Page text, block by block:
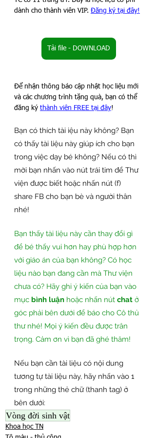
dành cho thành viên VIP. Đăng ký tại đây!
Tải file - DOWNLOAD
Để nhận thông báo cập nhật học liệu mới
và các chương trình tặng quà, bạn có thể
đăng ký thành viên FREE tại đây!
Bạn có thích tài iệu này không? Bạn
có thấy tài liệu này giúp ích cho bạn
trong việc dạy bé không? Nếu có thì
mời bạn nhấn vào nút trái tim để Thư
viện được biết hoặc nhấn nút (f)
share FB cho bạn bè và người thân
nhé!
Bạn thấy tài liệu này cần thay đổi gì
để bé thấy vui hơn hay phù hợp hơn
với giáo án của bạn không? Có học
liệu nào bạn đang cần mà Thư viện
chưa có? Hãy ghi ý kiến của bạn vào
mục bình luận hoặc nhấn nút chat ở
góc phải bên dưới để báo cho Cô thủ
thư nhé! Mọi ý kiến đều được trân
trọng. Cảm ơn vì bạn đã ghé thăm!
Nếu bạn cần tài liệu có nội dung
tương tự tài liệu này, hãy nhấn vào 1
trong những thẻ chữ (thanh tag) ở
bên dưới:
Vòng đời sinh vật
Khoa học TN